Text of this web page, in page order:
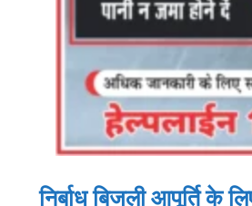
निर्बाध बिजली आपूर्ति के